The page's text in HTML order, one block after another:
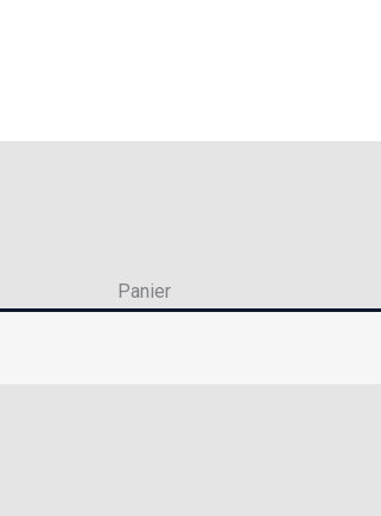
Panier